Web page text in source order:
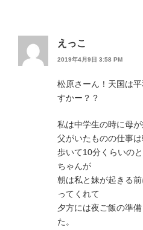
えっこ
2019年4月9日 3:58 PM
松原さーん！天国は
すかー？？
私は中学生の時に母が
父がいたものの仕事
歩いて10分くらいの
ちゃんが
朝は私と妹が起きる
ってくれて
夕方には夜ご飯の準
た。